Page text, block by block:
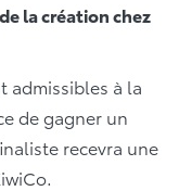
la création chez
admissibles à la
de gagner un
recevra une